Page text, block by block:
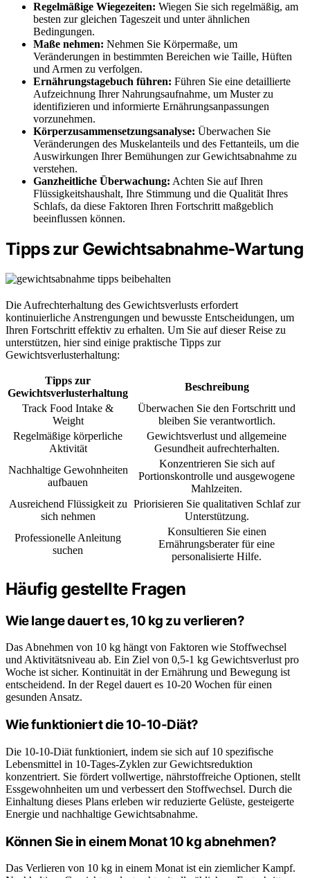
Regelmäßige Wiegezeiten: Wiegen Sie sich regelmäßig, am
besten zur gleichen Tageszeit und unter ähnlichen
Bedingungen.
Maße nehmen: Nehmen Sie Körpermaße, um
Veränderungen in bestimmten Bereichen wie Taille, Hüften
und Armen zu verfolgen.
Ernährungstagebuch führen: Führen Sie eine detaillierte
Aufzeichnung Ihrer Nahrungsaufnahme, um Muster zu
identifizieren und informierte Ernährungsanpassungen
vorzunehmen.
Körperzusammensetzungsanalyse: Überwachen Sie
Veränderungen des Muskelanteils und des Fettanteils, um die
Auswirkungen Ihrer Bemühungen zur Gewichtsabnahme zu
verstehen.
Ganzheitliche Überwachung: Achten Sie auf Ihren
Flüssigkeitshaushalt, Ihre Stimmung und die Qualität Ihres
Schlafs, da diese Faktoren Ihren Fortschritt maßgeblich
beeinflussen können.
Tipps zur Gewichtsabnahme-Wartung
Die Aufrechterhaltung des Gewichtsverlusts erfordert
kontinuierliche Anstrengungen und bewusste Entscheidungen, um
Ihren Fortschritt effektiv zu erhalten. Um Sie auf dieser Reise zu
unterstützen, hier sind einige praktische Tipps zur
Gewichtsverlusterhaltung:
Tipps zur
Gewichtsverlusterhaltung
Beschreibung
Track Food Intake &
Weight
Überwachen Sie den Fortschritt und
bleiben Sie verantwortlich.
Regelmäßige körperliche
Aktivität
Gewichtsverlust und allgemeine
Gesundheit aufrechterhalten.
Nachhaltige Gewohnheiten
aufbauen
Konzentrieren Sie sich auf
Portionskontrolle und ausgewogene
Mahlzeiten.
Ausreichend Flüssigkeit zu
sich nehmen
Priorisieren Sie qualitativen Schlaf zur
Unterstützung.
Professionelle Anleitung
suchen
Konsultieren Sie einen
Ernährungsberater für eine
personalisierte Hilfe.
Häufig gestellte Fragen
Wie lange dauert es, 10 kg zu verlieren?
Das Abnehmen von 10 kg hängt von Faktoren wie Stoffwechsel
und Aktivitätsniveau ab. Ein Ziel von 0,5-1 kg Gewichtsverlust pro
Woche ist sicher. Kontinuität in der Ernährung und Bewegung ist
entscheidend. In der Regel dauert es 10-20 Wochen für einen
gesunden Ansatz.
Wie funktioniert die 10-10-Diät?
Die 10-10-Diät funktioniert, indem sie sich auf 10 spezifische
Lebensmittel in 10-Tages-Zyklen zur Gewichtsreduktion
konzentriert. Sie fördert vollwertige, nährstoffreiche Optionen, stellt
Essgewohnheiten um und verbessert den Stoffwechsel. Durch die
Einhaltung dieses Plans erleben wir reduzierte Gelüste, gesteigerte
Energie und nachhaltige Gewichtsabnahme.
Können Sie in einem Monat 10 kg abnehmen?
Das Verlieren von 10 kg in einem Monat ist ein ziemlicher Kampf.